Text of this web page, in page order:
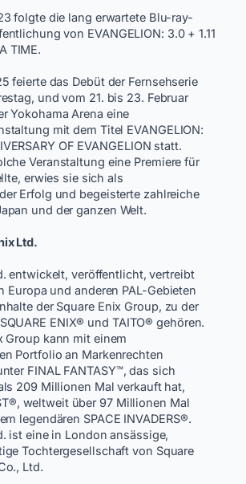
folgte die lang erwartete Blu-ray-
von EVANGELION: 3.0 + 1.11
TIME.
feierte das Debüt der Fernsehserie
und vom 21. bis 23. Februar
Yokohama Arena eine
mit dem Titel EVANGELION:
OF EVANGELION statt.
Veranstaltung eine Premiere für
erwies sie sich als
Erfolg und begeisterte zahlreiche
und der ganzen Welt.
Ltd.
entwickelt, veröffentlicht, vertreibt
Europa und anderen PAL-Gebieten
der Square Enix Group, zu der
ENIX® und TAITO® gehören.
Group kann mit einem
Portfolio an Markenrechten
FINAL FANTASY™, das sich
209 Millionen Mal verkauft hat,
weltweit über 97 Millionen Mal
legendären SPACE INVADERS®.
ist eine in London ansässige,
Tochtergesellschaft von Square
Ltd.